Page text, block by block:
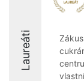
Laureáti